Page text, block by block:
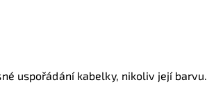
uspořádání kabelky, nikoliv její barvu.